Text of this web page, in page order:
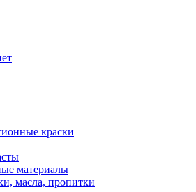
краски
материалы
масла, пропитки